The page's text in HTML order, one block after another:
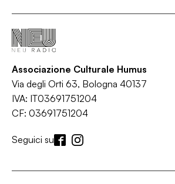
Associazione Culturale Humus
Via degli Orti 63, Bologna 40137
IVA: IT03691751204
CF: 03691751204
Seguici su